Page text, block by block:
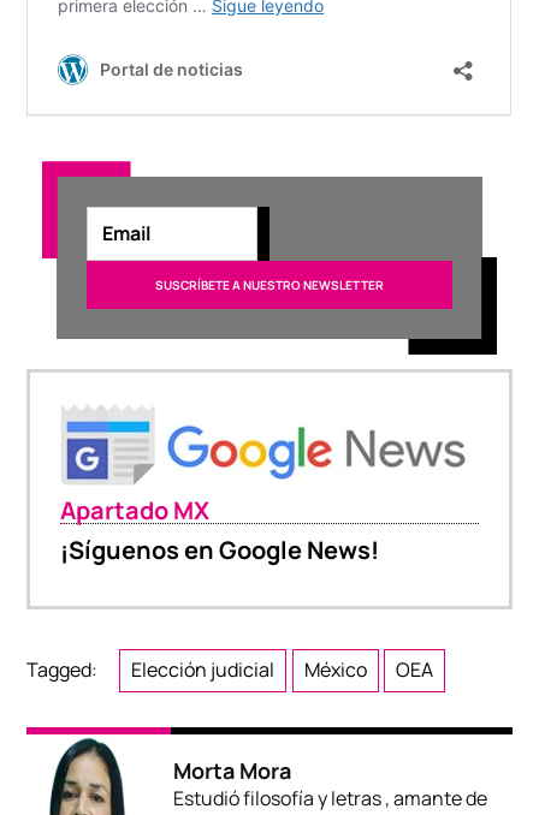
Apartado MX
¡Síguenos en Google News!
Tagged: Elección judicial México OEA
Morta Mora
Estudió filosofía y letras , amante de